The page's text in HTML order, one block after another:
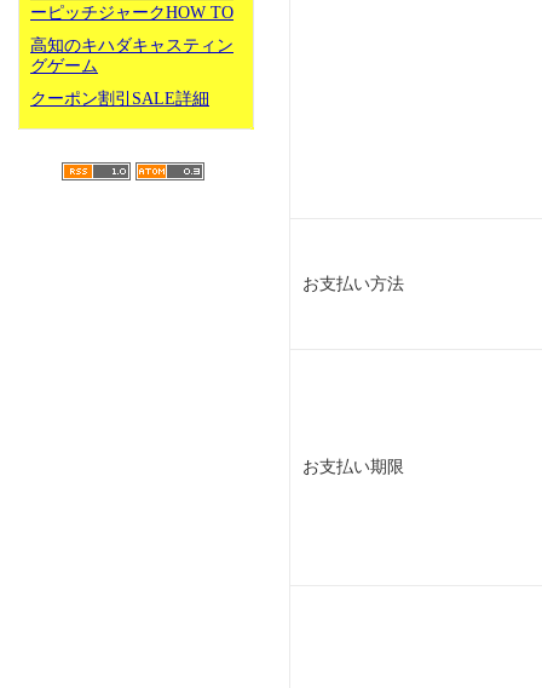
ーピッチジャークHOW TO
高知のキハダキャスティン
グゲーム
クーポン割引SALE詳細
お支払い方法
お支払い期限